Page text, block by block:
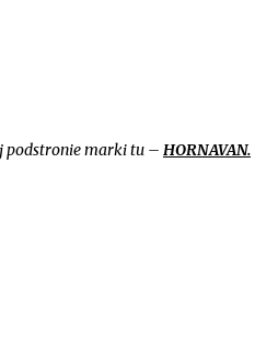
podstronie marki tu – HORNAVAN.